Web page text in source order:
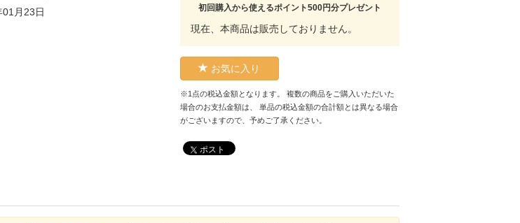
01月23日
初回購入から使えるポイント500円分プレゼント
現在、本商品は販売しておりません。
お気に入り
※1点の税込金額となります。 複数の商品をご購入いただいた
場合のお支払金額は、 単品の税込金額の合計額とは異なる場合
がございますので、予めご了承ください。
ポスト